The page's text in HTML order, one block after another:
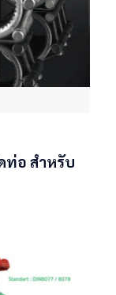
ท่อ สำหรับ